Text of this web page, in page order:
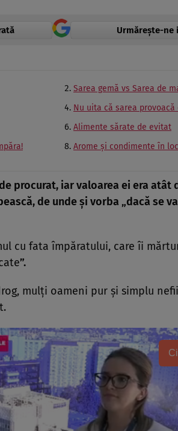
Urmărește-ne
Sarea gemă vs Sarea de
Nu uita că sarea provoacă
Alimente sărate de evitat
Arome şi condimente în
procurat, iar valoarea ei era atât
de unde şi vorba „dacă se
cu fata împăratului, care îi
”.
mulţi oameni pur şi simplu